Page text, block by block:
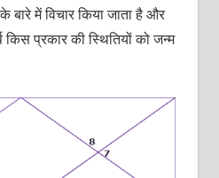
में विचार किया जाता है और
किस प्रकार की स्थितियों को जन्म